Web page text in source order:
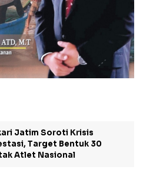
Jatim Soroti Krisis
Target Bentuk 30
Atlet Nasional